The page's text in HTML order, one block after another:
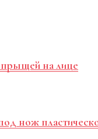
прыщей на лице
нож